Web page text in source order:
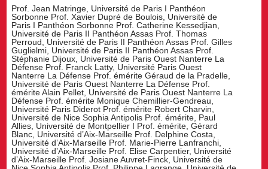
Prof. Jean Matringe, Université de Paris I Panthéon
Sorbonne Prof. Xavier Dupré de Boulois, Université de
Paris I Panthéon Sorbonne Prof. Catherine Kessedjian,
Université de Paris II Panthéon Assas Prof. Thomas
Perroud, Université de Paris II Panthéon Assas Prof. Gilles
Guglielmi, Université de Paris II Panthéon Assas Prof.
Stéphanie Dijoux, Université de Paris Ouest Nanterre La
Défense Prof. Franck Latty, Université Paris Ouest
Nanterre La Défense Prof. émérite Géraud de la Pradelle,
Université de Paris Ouest Nanterre La Défense Prof.
émérite Alain Pellet, Université de Paris Ouest Nanterre La
Défense Prof. émérite Monique Chemillier-Gendreau,
Université Paris Diderot Prof. émérite Robert Charvin,
Université de Nice Sophia Antipolis Prof. émérite, Paul
Allies, Université de Montpellier I Prof. émérite, Gérard
Blanc, Université d’Aix-Marseille Prof. Delphine Costa,
Université d’Aix-Marseille Prof. Marie-Pierre Lanfranchi,
Université d’Aix-Marseille Prof. Elise Carpentier, Université
d’Aix-Marseille Prof. Josiane Auvret-Finck, Université de